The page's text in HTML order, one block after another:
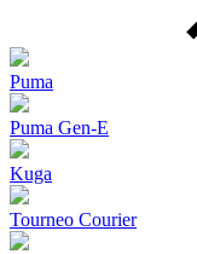
Puma
Puma Gen‑E
Kuga
Tourneo Courier